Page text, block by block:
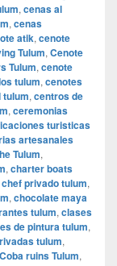
, cenas al
, cenas
atik, cenote
Tulum, Cenote
Tulum, cenote
tulum, cenotes
, centros de
, ceremonias
turisticas
artesanales
Tulum,
, charter boats
chef privado tulum,
, chocolate maya
tulum, clases
de pintura tulum,
tulum,
Coba ruins Tulum,